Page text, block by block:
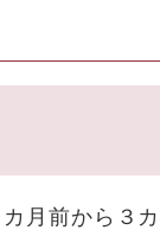
月前から３